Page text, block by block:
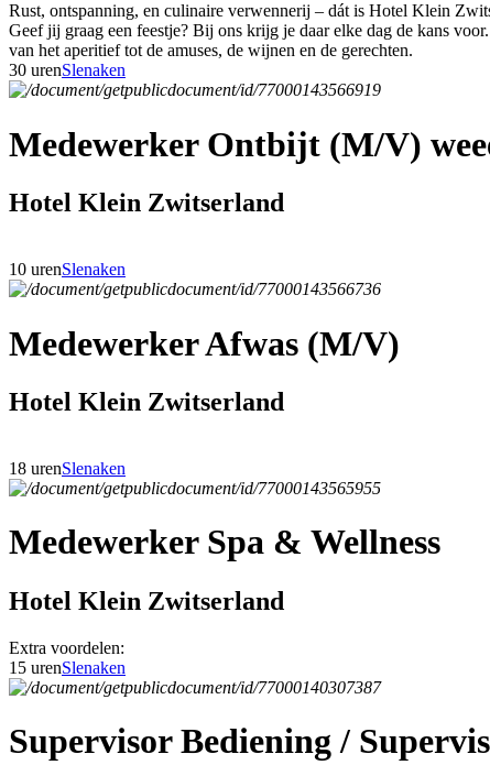
Rust, ontspanning, en culinaire verwennerij – dát is Hotel Klein
Geef jij graag een feestje? Bij ons krijg je daar elke dag de kans
van het aperitief tot de amuses, de wijnen en de gerechten.
30 urenSlenaken
Medewerker Ontbijt (M/V)
Hotel Klein Zwitserland
10 urenSlenaken
Medewerker Afwas (M/V)
Hotel Klein Zwitserland
18 urenSlenaken
Medewerker Spa & Wellness
Hotel Klein Zwitserland
Extra voordelen:
15 urenSlenaken
Supervisor Bediening /